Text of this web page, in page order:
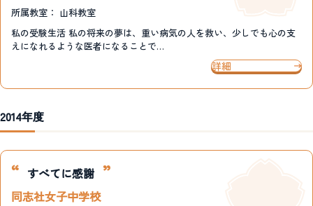
所属教室： 山科教室
私の受験生活 私の将来の夢は、重い病気の人を救い、少しでも心の支
えになれるような医者になることで…
詳細
2014年度
すべてに感謝
同志社女子中学校